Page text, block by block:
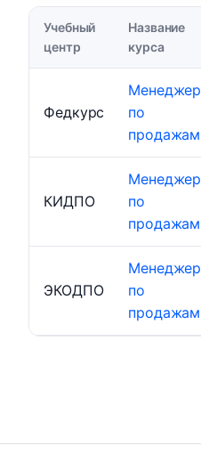
Учебный
центр
Название
курса
Федкурс
Менеджер
по
продажам
КИДПО
Менеджер
по
продажам
ЭКОДПО
Менеджер
по
продажам